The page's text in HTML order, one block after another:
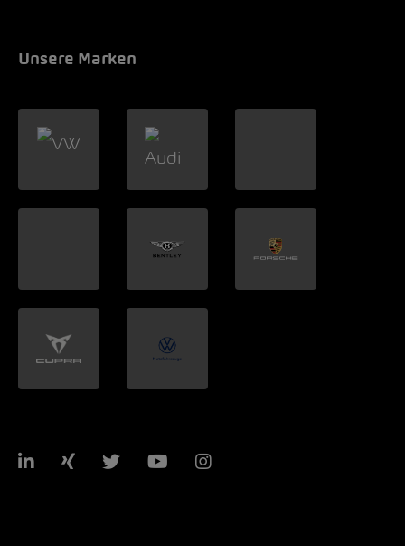
Unsere Marken
LinkedIn
Xing Twitter YouTubeInstagram